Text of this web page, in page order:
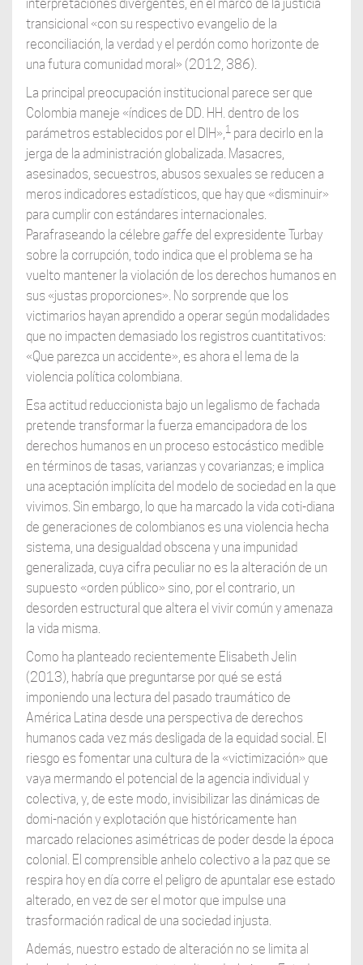
interpretaciones divergentes, en el marco de la justicia
transicional «con su respectivo evangelio de la
reconciliación, la verdad y el perdón como horizonte de
una futura comunidad moral» (2012, 386).
La principal preocupación institucional parece ser que
Colombia maneje «índices de DD. HH. dentro de los
parámetros establecidos por el DIH», 1para decirlo en la
jerga de la administración globalizada. Masacres,
asesinados, secuestros, abusos sexuales se reducen a
meros indicadores estadísticos, que hay que «disminuir»
para cumplir con estándares internacionales.
Parafraseando la célebre gaffe del expresidente Turbay
sobre la corrupción, todo indica que el problema se ha
vuelto mantener la violación de los derechos humanos en
sus «justas proporciones». No sorprende que los
victimarios hayan aprendido a operar según modalidades
que no impacten demasiado los registros cuantitativos:
«Que parezca un accidente», es ahora el lema de la
violencia política colombiana.
Esa actitud reduccionista bajo un legalismo de fachada
pretende transformar la fuerza emancipadora de los
derechos humanos en un proceso estocástico medible
en términos de tasas, varianzas y covarianzas; e implica
una aceptación implícita del modelo de sociedad en la que
vivimos. Sin embargo, lo que ha marcado la vida coti-diana
de generaciones de colombianos es una violencia hecha
sistema, una desigualdad obscena y una impunidad
generalizada, cuya cifra peculiar no es la alteración de un
supuesto «orden público» sino, por el contrario, un
desorden estructural que altera el vivir común y amenaza
la vida misma.
Como ha planteado recientemente Elisabeth Jelin
(2013), habría que preguntarse por qué se está
imponiendo una lectura del pasado traumático de
América Latina desde una perspectiva de derechos
humanos cada vez más desligada de la equidad social. El
riesgo es fomentar una cultura de la «victimización» que
vaya mermando el potencial de la agencia individual y
colectiva, y, de este modo, invisibilizar las dinámicas de
domi-nación y explotación que históricamente han
marcado relaciones asimétricas de poder desde la época
colonial. El comprensible anhelo colectivo a la paz que se
respira hoy en día corre el peligro de apuntalar ese estado
alterado, en vez de ser el motor que impulse una
trasformación radical de una sociedad injusta.
Además, nuestro estado de alteración no se limita al